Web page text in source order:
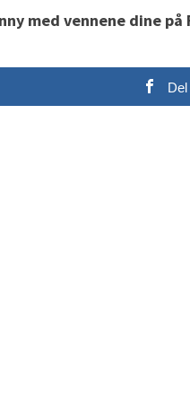
med vennene dine på